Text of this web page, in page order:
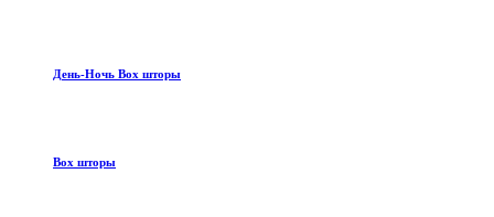
День-Ночь Box шторы
Box шторы